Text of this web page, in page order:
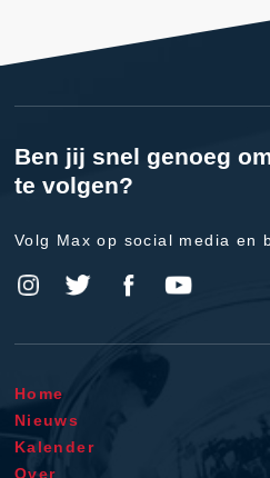
Ben jij snel genoeg
te volgen?
Volg Max op social media en
Home
Nieuws
Kalender
Over